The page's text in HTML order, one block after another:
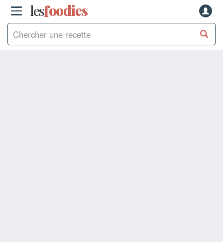
lesfoodies